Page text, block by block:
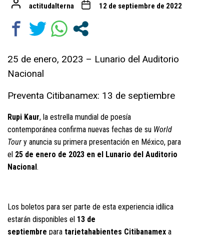
actitudalterna 12 de septiembre de 2022
25 de enero, 2023 – Lunario del Auditorio
Nacional
Preventa Citibanamex: 13 de septiembre
Rupi Kaur, la estrella mundial de poesía
contemporánea confirma nuevas fechas de su World
Tour y anuncia su primera presentación en México, para
el 25 de enero de 2023 en el Lunario del Auditorio
Nacional.
Los boletos para ser parte de esta experiencia idílica
estarán disponibles el 13 de
septiembre para tarjetahabientes Citibanamex a